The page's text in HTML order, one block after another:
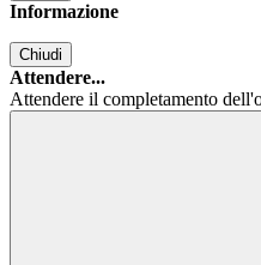
Informazione
Chiudi
Attendere...
Attendere il completamento